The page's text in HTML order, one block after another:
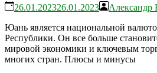
26.01.202326.01.2023
Александр
Юань является национальной
Республики. Он все больше
мировой экономики и ключевым
многих стран. Плюсы и минусы